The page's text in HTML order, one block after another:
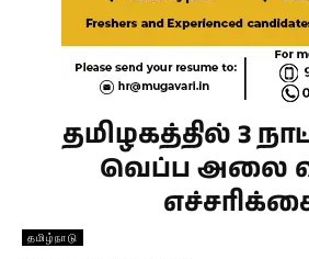
தமிழகத்தில் 3
வெப்ப அலை
தமிழ்நாடு